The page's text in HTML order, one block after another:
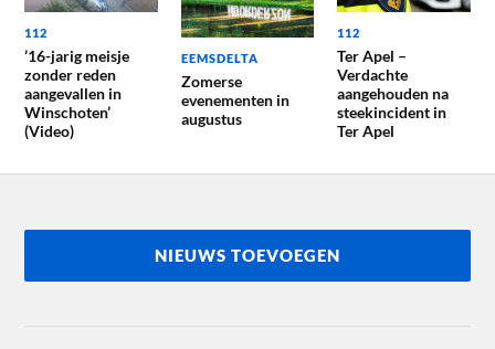
112
’16-jarig meisje
zonder reden
aangevallen in
Winschoten’
(Video)
EEMSDELTA
Zomerse
evenementen in
augustus
112
Ter Apel –
Verdachte
aangehouden na
steekincident in
Ter Apel
NIEUWS TOEVOEGEN